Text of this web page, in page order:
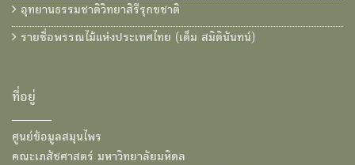
อุทยานธรรมชาติวิทยาสิรีรุกขชาติ
รายชื่อพรรณไม้แห่งประเทศไทย (เต็ม สมิตินันทน์)
ที่อยู่
ศูนย์ข้อมูลสมุนไพร
คณะเภสัชศาสตร์ มหาวิทยาลัยมหิดล